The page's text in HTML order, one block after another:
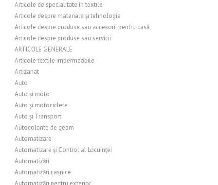
Articole de specialitate în textile
Articole despre materiale și tehnologie
Articole despre produse sau accesorii pentru casă
Articole despre produse sau servicii
ARTICOLE GENERALE
Articole textile impermeabile
Artizanat
Auto
Auto și moto
Auto și motociclete
Auto și Transport
Autocolante de geam
Automatizare
Automatizare și Control al Locuinței
Automatizări
Automatizări casnice
Automatizări pentru exterior